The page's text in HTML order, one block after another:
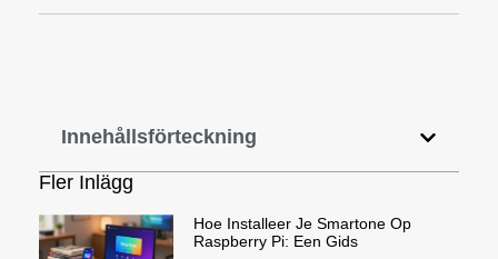
Innehållsförteckning
Fler Inlägg
Hoe Installeer Je Smartone Op
Raspberry Pi: Een Gids